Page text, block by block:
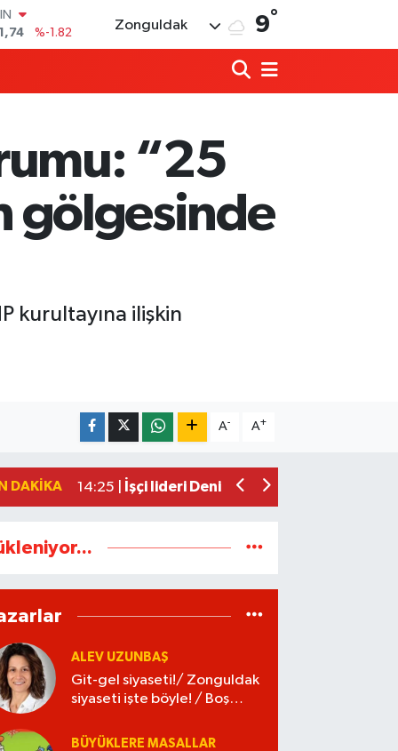
%0.02
%0
%-1.82
Zonguldak 9°
“25
gölgesinde
kurultayına ilişkin
A- A+
DAKIKA
17:34 |Yeni Parti Zonguldak İl Yönetimi belli
17:30 |Zonguldak yaya geçidinde feci kaza:
14:25 |
İşçi lideri Denizer, kabri başında anıldı
ALEV UZUNBAŞ
Git-gel siyaseti!/ Zonguldak
siyaseti işte böyle! / Boş
BÜYÜKLERE MASALLAR